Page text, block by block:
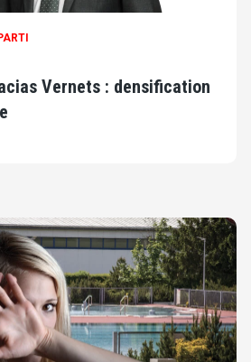
Vernets : densification